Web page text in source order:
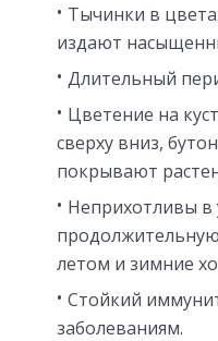
Тычинки в
издают
Длительный
Цветение на
сверху вниз,
покрывают
Неприхотливы в
летом и зимние
Стойкий
заболеваниям.